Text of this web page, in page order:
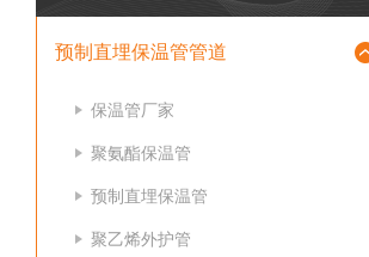
预制直埋保温管管道
保温管厂家
聚氨酯保温管
预制直埋保温管
聚乙烯外护管